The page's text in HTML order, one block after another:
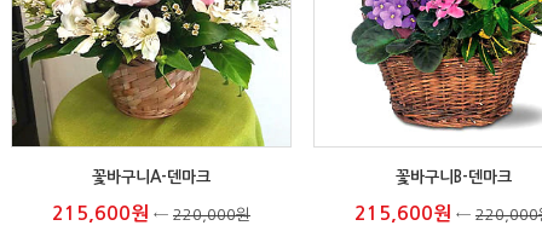
꽃바구니A-덴마크
215,600원 ← 220,000원
꽃바구니B-덴마크
215,600원 ← 220,000